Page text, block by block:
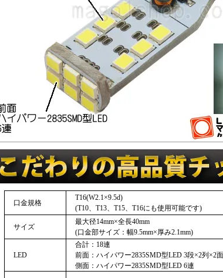
口金規格
T16(W2.1×9.5d)
(T10、T13、T15、T16にも使用可能です)
サイズ
最大径14mm×全長40mm
(口金部サイズ：幅9.5mm×厚み2.1mm)
LED
合計：18連
前面：ハイパワー2835SMD型LED 3段×2列×2
側面：ハイパワー2835SMD型LED 6連